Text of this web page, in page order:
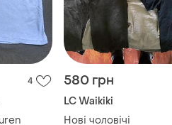
4 580 грн
LC Waikiki
Нові чоловічі